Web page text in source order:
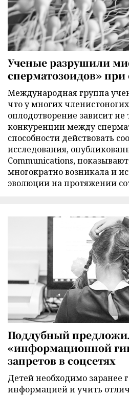
Ученые разрушили
сперматозоидов»
Международная группа
что у многих
оплодотворение зависит не
конкуренции между
способности действовать
исследования,
Communications,
многократно возникала и
эволюции на протяжении
Поддубный
«информационной
запретов в соцсетях
Детей необходимо заранее
информацией и учить